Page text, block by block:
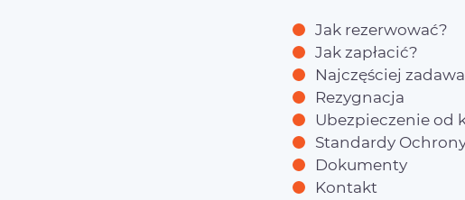
Jak rezerwować?
Jak zapłacić?
Najczęściej
Rezygnacja
Ubezpieczenie od
Standardy
Dokumenty
Kontakt